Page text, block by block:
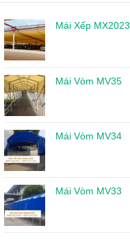
Mái Xếp MX2023
Mái Vòm MV35
Mái Vòm MV34
Mái Vòm MV33